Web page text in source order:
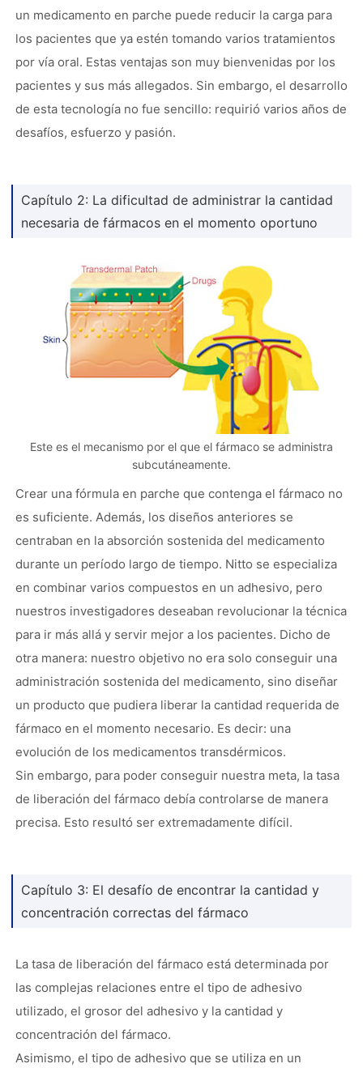
un medicamento en parche puede reducir la carga para
los pacientes que ya estén tomando varios tratamientos
por vía oral. Estas ventajas son muy bienvenidas por los
pacientes y sus más allegados. Sin embargo, el desarrollo
de esta tecnología no fue sencillo: requirió varios años de
desafíos, esfuerzo y pasión.
Capítulo 2: La dificultad de administrar la cantidad
necesaria de fármacos en el momento oportuno
Este es el mecanismo por el que el fármaco se administra
subcutáneamente.
Crear una fórmula en parche que contenga el fármaco no
es suficiente. Además, los diseños anteriores se
centraban en la absorción sostenida del medicamento
durante un período largo de tiempo. Nitto se especializa
en combinar varios compuestos en un adhesivo, pero
nuestros investigadores deseaban revolucionar la técnica
para ir más allá y servir mejor a los pacientes. Dicho de
otra manera: nuestro objetivo no era solo conseguir una
administración sostenida del medicamento, sino diseñar
un producto que pudiera liberar la cantidad requerida de
fármaco en el momento necesario. Es decir: una
evolución de los medicamentos transdérmicos.
Sin embargo, para poder conseguir nuestra meta, la tasa
de liberación del fármaco debía controlarse de manera
precisa. Esto resultó ser extremadamente difícil.
Capítulo 3: El desafío de encontrar la cantidad y
concentración correctas del fármaco
La tasa de liberación del fármaco está determinada por
las complejas relaciones entre el tipo de adhesivo
utilizado, el grosor del adhesivo y la cantidad y
concentración del fármaco.
Asimismo, el tipo de adhesivo que se utiliza en un